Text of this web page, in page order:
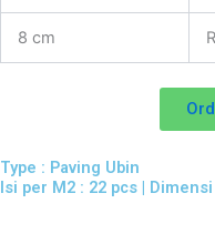
8 cm
Type : Paving Ubin
Isi per M2 : 22 pcs |